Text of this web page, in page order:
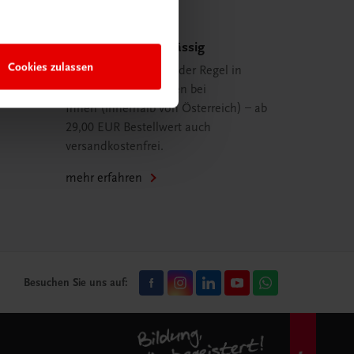
Cookies zulassen
Schnell und zuverlässig
Ihre Bestellung ist in der Regel in
spätestens 48 Stunden bei
Ihnen (innerhalb von Österreich) – ab
29,00 EUR Bestellwert auch
versandkostenfrei.
mehr erfahren
Besuchen Sie uns auf: